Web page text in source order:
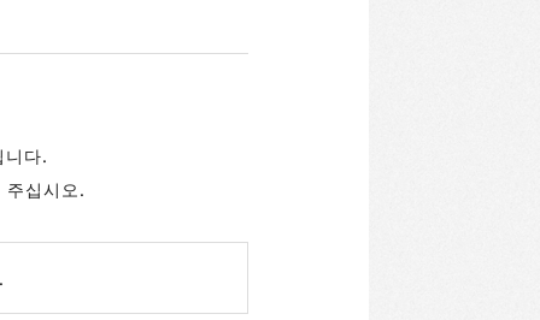
니다.
주십시오.